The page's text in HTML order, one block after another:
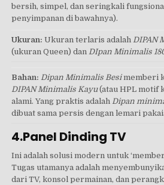
bersih, simpel, dan seringkali
penyimpanan di bawahnya).
Ukuran: Ukuran terlaris adalahDIPAN
(ukuran Queen) danDIpan Minimalis
Bahan: Dipan Minimalis Besimemberi
DIPAN Minimalis Kayu(atau HPL motif
alami. Yang praktis adalahDipan
dibuat sama persis dengan lemari
4.Panel Dinding TV
Ini adalah solusi modern untuk
Tugas utamanya adalah
dari TV, konsol permainan, dan